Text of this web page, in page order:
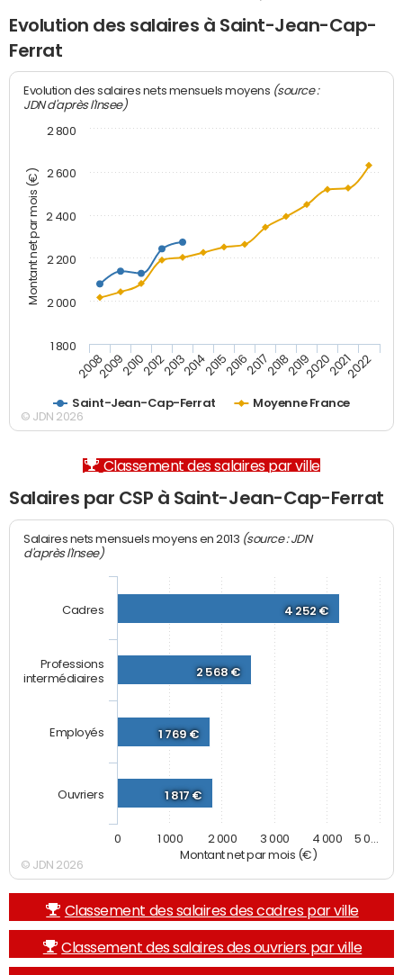
Evolution des salaires à Saint-Jean-Cap-
Ferrat
Montant net par mois (€)
Evolution des salaires nets mensuels moyens (source :
JDN d'après l'Insee)
Saint-Jean-Cap-Ferrat Moyenne France
20082009201020122013201420152016201720182019202020212022
1 800
2 000
2 200
2 400
2 600
2 800
© JDN 2026
Classement des salaires par ville
Salaires par CSP à Saint-Jean-Cap-Ferrat
Montant net par mois (€)
Salaires nets mensuels moyens en 2013 (source : JDN
d'après l'Insee)
4 252 €
2 568 €
1 769 €
1 817 €
Cadres
Professions
intermédiaires
Employés
Ouvriers
0 1 000 2 000 3 000 4 000 5 0…
© JDN 2026
Classement des salaires des cadres par ville
Classement des salaires des ouvriers par ville